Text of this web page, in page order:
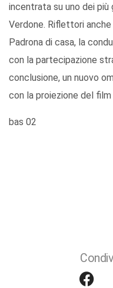
incentrata su uno dei più
Verdone. Riflettori
Padrona di casa, la
con la partecipazione
conclusione, un nuovo
con la proiezione del
bas 02